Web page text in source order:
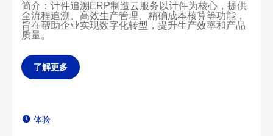
简介：计件追溯ERP制造云服务以计件为核心，提供
全流程追溯、高效生产管理、精确成本核算等功能，
旨在帮助企业实现数字化转型，提升生产效率和产品
质量。
了解更多
体验